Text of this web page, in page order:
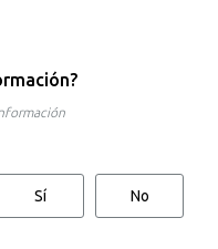
Sí No